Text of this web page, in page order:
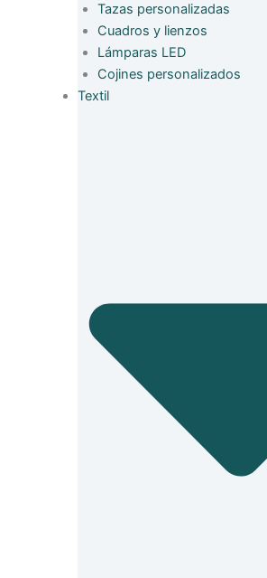
Tazas personalizadas
Cuadros y lienzos
Lámparas LED
Cojines personalizados
Textil